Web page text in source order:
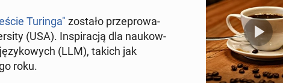
Turinga" zostało prze­pro­wa­
(USA). In­spi­ra­cją dla na­ukow­
(LLM), takich jak
roku.